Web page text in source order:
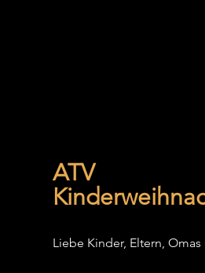
ATV
Liebe Kinder, Eltern, Omas